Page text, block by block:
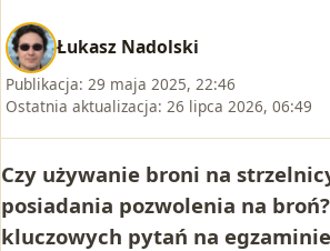
Łukasz Nadolski
Publikacja: 29 maja 2025, 22:46
Ostatnia aktualizacja: 26 lipca 2026, 06:49
Czy używanie broni na
posiadania pozwolenia na
kluczowych pytań na